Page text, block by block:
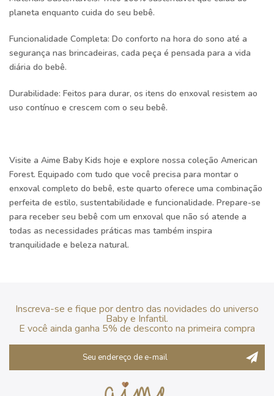
planeta enquanto cuida do seu bebê.
Funcionalidade Completa: Do conforto na hora do sono até a
segurança nas brincadeiras, cada peça é pensada para a vida
diária do bebê.
Durabilidade: Feitos para durar, os itens do enxoval resistem ao
uso contínuo e crescem com o seu bebê.
Visite a Aime Baby Kids hoje e explore nossa coleção American
Forest. Equipado com tudo que você precisa para montar o
enxoval completo do bebê, este quarto oferece uma combinação
perfeita de estilo, sustentabilidade e funcionalidade. Prepare-se
para receber seu bebê com um enxoval que não só atende a
todas as necessidades práticas mas também inspira
tranquilidade e beleza natural.
Inscreva-se e fique por dentro das novidades do universo
Baby e Infantil.
E você ainda ganha 5% de desconto na primeira compra